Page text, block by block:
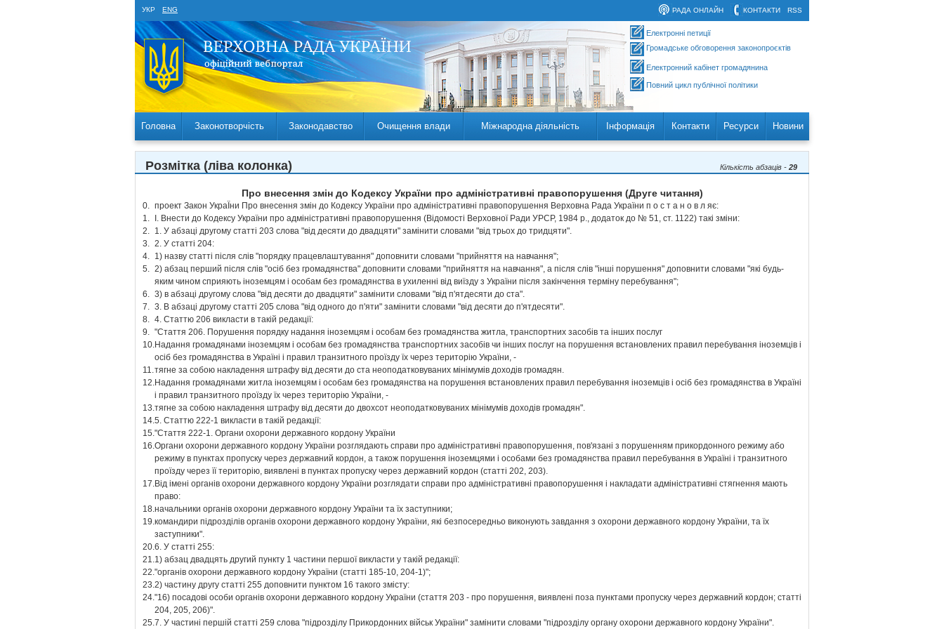
УКР ENG RSS
КОНТАКТИ
РАДА ОНЛАЙН
Електронні петиції
Громадське обговорення законопроєктів
Електронний кабінет громадянина
Повний цикл публічної політики
Головна Законотворчість Законодавство Очищення влади Міжнародна діяльність Інформація Контакти Ресурси Новини
Кількість абзаців - 29
Розмітка (ліва колонка)
Про внесення змін до Кодексу України про адміністративні правопорушення (Друге читання)
0. проект Закон УкраЇни Про внесення змін до Кодексу України про адміністративні правопорушення Верховна Рада України п о с т а н о в л яє:
1.
І. Внести до Кодексу України про адміністративні правопорушення (Відомості Верховної Ради УРСР, 1984 р., додаток до № 51, ст. 1122) такі зміни:
2. 1. У абзаці другому статті 203 слова "від десяти до двадцяти" замінити словами "від трьох до тридцяти".
3. 2. У статті 204:
4. 1) назву статті після слів "порядку працевлаштування" доповнити словами "прийняття на навчання";
5. 2) абзац перший після слів "осіб без громадянства" доповнити словами "прийняття на навчання", а після слів "інші порушення" доповнити словами "які будь-
яким чином сприяють іноземцям і особам без громадянства в ухиленні від виїзду з України після закінчення терміну перебування";
6. 3) в абзаці другому слова "від десяти до двадцяти" замінити словами "від п'ятдесяти до ста".
7. 3. В абзаці другому статті 205 слова "від одного до п'яти" замінити словами "від десяти до п'ятдесяти".
8. 4. Статтю 206 викласти в такій редакції:
9. "Стаття 206. Порушення порядку надання іноземцям і особам без громадянства житла, транспортних засобів та інших послуг
10.Надання громадянами іноземцям і особам без громадянства транспортних засобів чи інших послуг на порушення встановлених правил перебування іноземців і
осіб без громадянства в Україні і правил транзитного проїзду їх через територію України, -
11.тягне за собою накладення штрафу від десяти до ста неоподатковуваних мінімумів доходів громадян.
12.Надання громадянами житла іноземцям і особам без громадянства на порушення встановлених правил перебування іноземців і осіб без громадянства в Україні
і правил транзитного проїзду їх через територію України, -
13.тягне за собою накладення штрафу від десяти до двохсот неоподатковуваних мінімумів доходів громадян".
14.5. Статтю 222-1 викласти в такій редакції:
15."Стаття 222-1. Органи охорони державного кордону України
16.Органи охорони державного кордону України розглядають справи про адміністративні правопорушення, пов'язані з порушенням прикордонного режиму або
режиму в пунктах пропуску через державний кордон, а також порушення іноземцями і особами без громадянства правил перебування в Україні і транзитного
проїзду через її територію, виявлені в пунктах пропуску через державний кордон (статті 202, 203).
17.Від імені органів охорони державного кордону України розглядати справи про адміністративні правопорушення і накладати адміністративні стягнення мають
право:
18.начальники органів охорони державного кордону України та їх заступники;
19.командири підрозділів органів охорони державного кордону України, які безпосередньо виконують завдання з охорони державного кордону України, та їх
заступники".
20.6. У статті 255:
21.1) абзац двадцять другий пункту 1 частини першої викласти у такій редакції:
22."органів охорони державного кордону України (статті 185-10, 204-1)";
23.2) частину другу статті 255 доповнити пунктом 16 такого змісту:
24."16) посадові особи органів охорони державного кордону України (стаття 203 - про порушення, виявлені поза пунктами пропуску через державний кордон; статті
204, 205, 206)".
25.7. У частині першій статті 259 слова "підрозділу Прикордонних військ України" замінити словами "підрозділу органу охорони державного кордону України".